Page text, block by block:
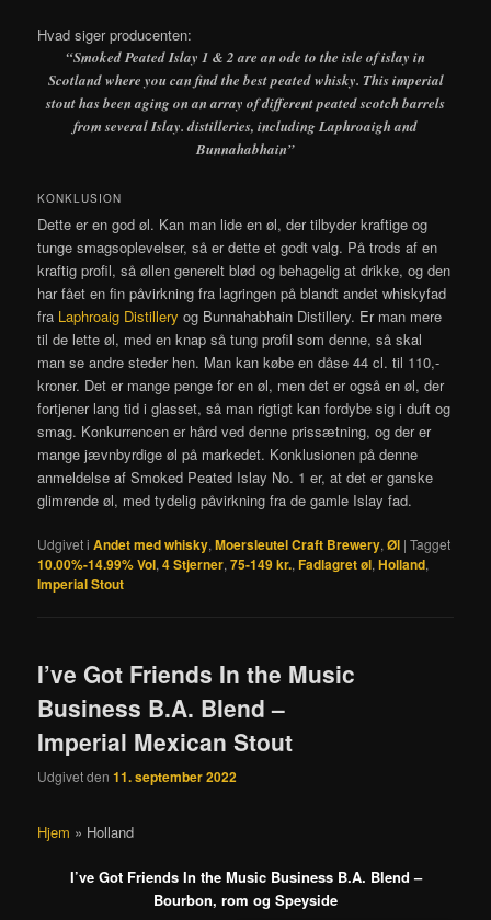
Hvad siger producenten:
“Smoked Peated Islay 1 & 2 are an ode to the isle of islay in
Scotland where you can find the best peated whisky. This imperial
stout has been aging on an array of different peated scotch barrels
from several Islay. distilleries, including Laphroaigh and
Bunnahabhain”
KONKLUSION
Dette er en god øl. Kan man lide en øl, der tilbyder kraftige og
tunge smagsoplevelser, så er dette et godt valg. På trods af en
kraftig profil, så øllen generelt blød og behagelig at drikke, og den
har fået en fin påvirkning fra lagringen på blandt andet whiskyfad
fra Laphroaig Distillery og Bunnahabhain Distillery. Er man mere
til de lette øl, med en knap så tung profil som denne, så skal
man se andre steder hen. Man kan købe en dåse 44 cl. til 110,-
kroner. Det er mange penge for en øl, men det er også en øl, der
fortjener lang tid i glasset, så man rigtigt kan fordybe sig i duft og
smag. Konkurrencen er hård ved denne prissætning, og der er
mange jævnbyrdige øl på markedet. Konklusionen på denne
anmeldelse af Smoked Peated Islay No. 1 er, at det er ganske
glimrende øl, med tydelig påvirkning fra de gamle Islay fad.
Udgivet i Andet med whisky,Moersleutel Craft Brewery,Øl |Tagget
10.00%-14.99% Vol,4 Stjerner,75-149 kr.,Fadlagret øl,Holland,
Imperial Stout
I’ve Got Friends In the Music
Business B.A. Blend –
Imperial Mexican Stout
Udgivet den11. september 2022
Hjem » Holland
I’ve Got Friends In the Music Business B.A. Blend –
Bourbon, rom og Speyside